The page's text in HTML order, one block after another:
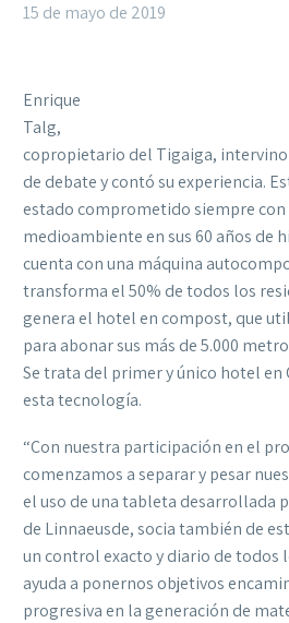
15 de mayo de 2019
Enrique
Talg,
copropietario del Tigaiga, intervino
de debate y contó su experiencia.
estado comprometido siempre
medioambiente en sus 60 años de
cuenta con una máquina
transforma el 50% de todos los
genera el hotel en compost, que
para abonar sus más de 5.000
Se trata del primer y único hotel en
esta tecnología.
“Con nuestra participación en el
comenzamos a separar y pesar
el uso de una tableta desarrollada
de Linnaeusde, socia también de
un control exacto y diario de todos
ayuda a ponernos objetivos
progresiva en la generación de